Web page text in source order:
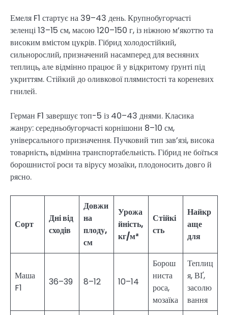
Емеля F1 стартує на 39–43 день. Крупнобугорчасті
зеленці 13–15 см, масою 120–150 г, із ніжною м’якоттю та
високим вмістом цукрів. Гібрид холодостійкий,
сильнорослий, призначений насамперед для весняних
теплиць, але відмінно працює й у відкритому ґрунті під
укриттям. Стійкий до оливкової плямистості та кореневих
гнилей.
Герман F1 завершує топ-5 із 40–43 днями. Класика
жанру: середньобугорчасті корнішони 8–10 см,
універсального призначення. Пучковий тип зав’язі, висока
товарність, відмінна транспортабельність. Гібрид не боїться
борошнистої роси та вірусу мозаїки, плодоносить довго й
рясно.
Сорт
Дні від
сходів
Довжи
на
плоду,
см
Урожа
йність,
кг/м²
Стійкі
сть
Найкр
аще
для
Маша
F1
36–39 8–12 10–14
Борош
ниста
роса,
мозаїка
Теплиц
я, ВҐ,
засолю
вання